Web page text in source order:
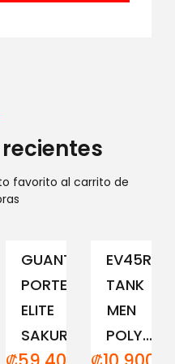
favorito al carrito de
GUANTE
PORTERO
ELITE
SAKURA...
TANK
MEN
POLY...